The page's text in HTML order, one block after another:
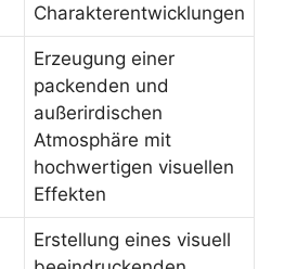
Charakterentwicklungen
Erzeugung einer
packenden und
außerirdischen
Atmosphäre mit
hochwertigen visuellen
Effekten
Erstellung eines visuell